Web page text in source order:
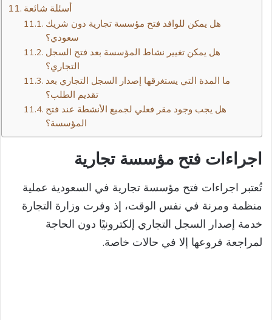
أسئلة شائعة
هل يمكن للوافد فتح مؤسسة تجارية دون شريك
سعودي؟
هل يمكن تغيير نشاط المؤسسة بعد فتح السجل
التجاري؟
ما المدة التي يستغرقها إصدار السجل التجاري بعد
تقديم الطلب؟
هل يجب وجود مقر فعلي لجميع الأنشطة عند فتح
المؤسسة؟
اجراءات فتح مؤسسة تجارية​
تُعتبر اجراءات فتح مؤسسة تجارية في السعودية عملية
منظمة ومرنة في نفس الوقت، إذ وفرت وزارة التجارة
خدمة إصدار السجل التجاري إلكترونيًا دون الحاجة
لمراجعة فروعها إلا في حالات خاصة.